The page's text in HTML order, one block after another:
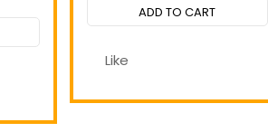
of
5
ADD TO CART
Like